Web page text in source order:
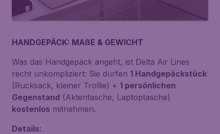
HANDGEPÄCK: MAßE & GEWICHT
Was das Handgepäck angeht, ist Delta Air Lines
recht unkompliziert: Sie dürfen 1 Handgepäckstück
(Rucksack, kleiner Trollie) + 1 persönlichen
Gegenstand (Aktentasche, Laptoptasche)
kostenlos mitnehmen.
Details: